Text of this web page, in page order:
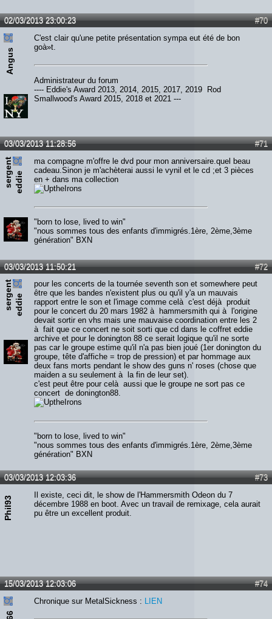
#70
02/03/2013 23:00:23
Angus
C'est clair qu'une petite présentation sympa eut été de bon
goà»t.
Administrateur du forum
---- Eddie's Award 2013, 2014, 2015, 2017, 2019 Rod
Smallwood's Award 2015, 2018 et 2021 ---
#71
03/03/2013 11:28:56
s
e
rg
e
n
t
e
d
d
ie
ma compagne m'offre le dvd pour mon anniversaire.quel beau
cadeau.Sinon je m'achèterai aussi le vynil et le cd ;et 3 pièces
en + dans ma collection
"born to lose, lived to win"
"nous sommes tous des enfants d'immigrés.1ère, 2ème,3ème
génération" BXN
#72
03/03/2013 11:50:21
s
e
rg
e
n
t
e
d
d
ie
pour les concerts de la tournée seventh son et somewhere peut
être que les bandes n'existent plus ou qu'il y'a un mauvais
rapport entre le son et l'image comme celà c'est déjà produit
pour le concert du 20 mars 1982 à hammersmith qui à l'origine
devait sortir en vhs mais une mauvaise coordination entre les 2
à fait que ce concert ne soit sorti que cd dans le coffret eddie
archive et pour le donington 88 ce serait logique qu'il ne sorte
pas car le groupe estime qu'il n'a pas bien joué (1er donington du
groupe, tête d'affiche = trop de pression) et par hommage aux
deux fans morts pendant le show des guns n' roses (chose que
maiden a su seulement à la fin de leur set).
c'est peut être pour celà aussi que le groupe ne sort pas ce
concert de donington88.
"born to lose, lived to win"
"nous sommes tous des enfants d'immigrés.1ère, 2ème,3ème
génération" BXN
#73
03/03/2013 12:03:36
Phil93
Il existe, ceci dit, le show de l'Hammersmith Odeon du 7
décembre 1988 en boot. Avec un travail de remixage, cela aurait
pu être un excellent produit.
#74
15/03/2013 12:03:06
Chronique sur MetalSickness : LIEN